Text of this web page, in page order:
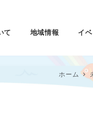
て 地域情報 イ
ホーム